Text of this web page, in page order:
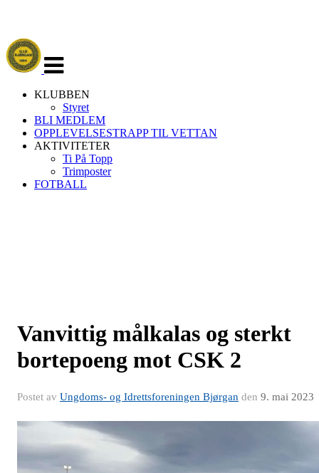
navigasjon
KLUBBEN
Styret
BLI MEDLEM
OPPLEVELSESTRAPP TIL VETTAN
AKTIVITETER
Ti På Topp
Trimposter
FOTBALL
Vanvittig målkalas og sterkt
bortepoeng mot CSK 2
Postet av Ungdoms- og Idrettsforeningen Bjørgan den 9. mai 2023